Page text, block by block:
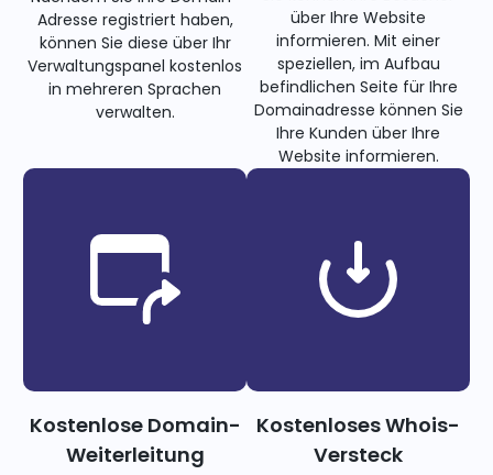
Adresse registriert haben,
können Sie diese über Ihr
Verwaltungspanel kostenlos
in mehreren Sprachen
verwalten.
über Ihre Website
informieren. Mit einer
speziellen, im Aufbau
befindlichen Seite für Ihre
Domainadresse können Sie
Ihre Kunden über Ihre
Website informieren.
Kostenlose Domain-
Weiterleitung
Kostenloses Whois-
Versteck